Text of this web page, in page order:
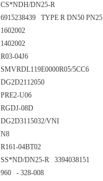
CS*NDH/DN25-R
6915238439 TYPE R DN50 PN25
1602002
1402002
R03-04J6
SMVRDL119E0000R05/5CC6
DG2D2112050
PRE2-U06
RGDJ-08D
DG2D3115032/VNI
N8
R161-04BT02
SS*ND/DN25-R 3394038151
960 - 328-008